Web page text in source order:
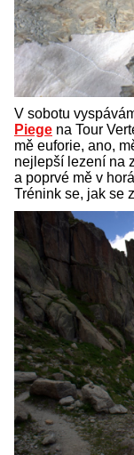
V sobotu
Piege na Tour
mě euforie, ano,
nejlepší lezení na
a poprvé mě v
Trénink se, jak se